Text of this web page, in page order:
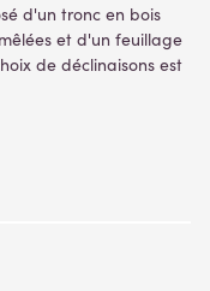
d'un tronc en bois
et d'un feuillage
de déclinaisons est
à 210 cm de